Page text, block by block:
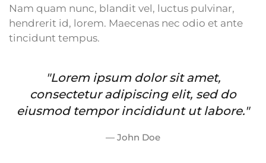
Nam quam nunc, blandit vel, luctus pulvinar,
hendrerit id, lorem. Maecenas nec odio et ante
tincidunt tempus.
"Lorem ipsum dolor sit amet,
consectetur adipiscing elit, sed do
eiusmod tempor incididunt ut labore."
John Doe